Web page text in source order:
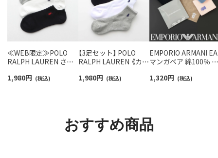
≪WEB限定≫POLO
RALPH LAUREN さら
スニーカー丈ソックス
1,980円 (税込)
【3足セット】 POLO
RALPH LAUREN 《カラ
ンポイントソックス シ
1,980円 (税込)
EMPORIO ARMANI EA
マンガベア 綿100％ ミ
最短翌日発送】
1,320円 (税込)
おすすめ商品